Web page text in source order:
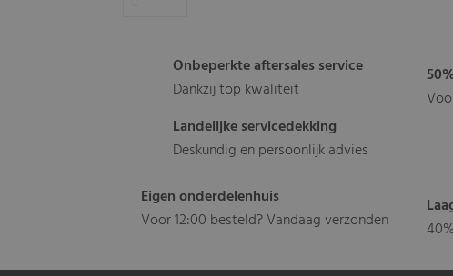
Onbeperkte aftersales service
Dankzij top kwaliteit
Landelijke servicedekking
Deskundig en persoonlijk advies
Eigen onderdelenhuis
Voor 12:00 besteld? Vandaag verzonden